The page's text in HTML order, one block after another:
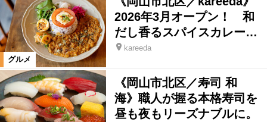
グルメ
2026年3月オープン！ 和
だし香るスパイスカレー…
kareeda
《岡山市北区／寿司 和
海》職人が握る本格寿司を
昼も夜もリーズナブルに。